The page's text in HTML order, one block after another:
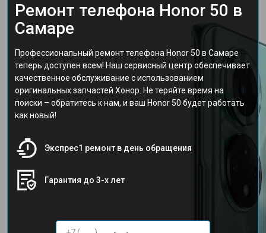
Ремонт телефона Honor 50 в
Самаре
Профессиональный ремонт телефона Honor 50 в Самаре
теперь доступен всем! Наш сервисный центр обеспечивает
качественное обслуживание с использованием
оригинальных запчастей Хонор. Не теряйте время на
поиски – обратитесь к нам, и ваш Honor 50 будет работать
как новый!
Экспрес1 ремонт в день обращения
Гарантия до 3-х лет